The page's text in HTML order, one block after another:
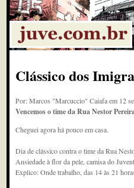
Clássico dos
Por: Marcos "Marcuccio" Caiafa em 12
Vencemos o time da Rua Nestor
Cheguei agora há pouco em casa.
Dia de clássico contra o time da Rua
Ansiedade à flor da pele, camisa do
Explico: Onde trabalho, das 14 às 21